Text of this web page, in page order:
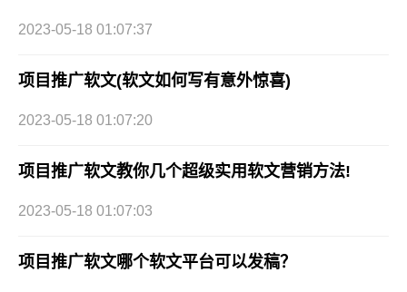
2023-05-18 01:07:37
项目推广软文(软文如何写有意外惊喜)
2023-05-18 01:07:20
项目推广软文教你几个超级实用软文营销方法!
2023-05-18 01:07:03
项目推广软文哪个软文平台可以发稿？